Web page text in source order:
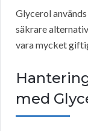
Glycerol
säkrare
vara mycket
med